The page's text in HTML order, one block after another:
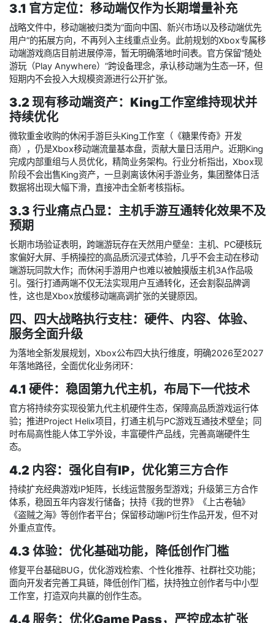
3.1 官方定位：移动端仅作为长期增量补充
战略文件中，移动端被归类为“面向中国、新兴市场以及移动端优先
用户”的拓展方向，不再列入主线重点业务。此前规划的Xbox专属移
动端游戏商店目前进展停滞，暂无明确落地时间表。官方保留“随处
游玩（Play Anywhere）”跨设备理念，承认移动端为生态一环，但
短期内不会投入大规模资源进行公开扩张。
3.2 现有移动端资产：King工作室维持现状并
持续优化
微软重金收购的休闲手游巨头King工作室（《糖果传奇》开发
商），仍是Xbox移动端流量基本盘，贡献大量日活用户。近期King
完成内部重组与人员优化，精简业务架构。行业分析指出，Xbox现
阶段不会出售King资产，一旦剥离该休闲手游业务，集团整体日活
数据将出现大幅下滑，直接冲击全新考核指标。
3.3 行业痛点凸显：主机手游互通转化效果不及
预期
长期市场验证表明，跨端游玩存在天然用户壁垒：主机、PC硬核玩
家偏好大屏、手柄操控的高品质沉浸式体验，几乎不会主动在移动
端游玩同款大作；而休闲手游用户也难以被触摸版主机3A作品吸
引。强行打通两端不仅无法实现用户互通转化，还会割裂品牌调
性，这也是Xbox放缓移动端高调扩张的关键原因。
四、四大战略执行支柱：硬件、内容、体验、
服务全面升级
为落地全新发展规划，Xbox公布四大执行维度，明确2026至2027
年落地路径，全面优化业务闭环：
4.1 硬件：稳固第九代主机，布局下一代技术
官方将持续夯实现役第九代主机硬件生态，保障高品质游戏运行体
验；推进Project Helix项目，打通主机与PC游戏互通技术壁垒；同
时布局高性能人体工学外设，丰富硬件产品线，完善高端硬件生
态。
4.2 内容：强化自有IP，优化第三方合作
持续扩充经典游戏IP矩阵，长线运营服务型游戏；升级第三方合作
体系，稳固五年内容发行储备；扶持《我的世界》《上古卷轴》
《盗贼之海》等创作者平台；保留移动端IP衍生作品开发，但不对
外重点宣传。
4.3 体验：优化基础功能，降低创作门槛
修复平台基础BUG，优化游戏检索、个性化推荐、社群社交功能；
面向开发者完善工具链，降低创作门槛，扶持独立创作者与中小型
工作室，打造双向共赢的创作生态。
4.4 服务：优化Game Pass，严控成本扩张